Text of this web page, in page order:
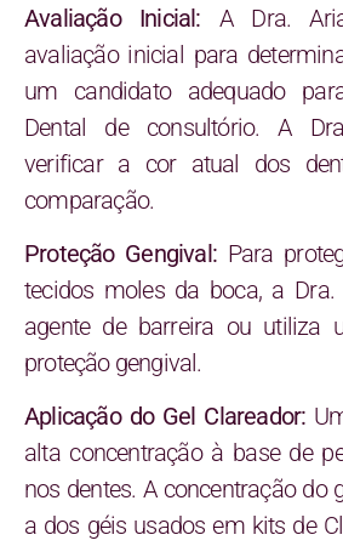
Avaliação Inicial: A Dra.
avaliação inicial para
um candidato adequado
Dental de consultório. A
verificar a cor atual dos
comparação.
Proteção Gengival: Para
tecidos moles da boca, a
agente de barreira ou utiliza
proteção gengival.
Aplicação do Gel Clareador:
alta concentração à base de
nos dentes. A concentração do
a dos géis usados em kits de